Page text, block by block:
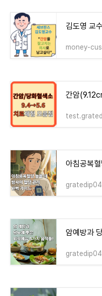
김도영 교
money-
암예방과